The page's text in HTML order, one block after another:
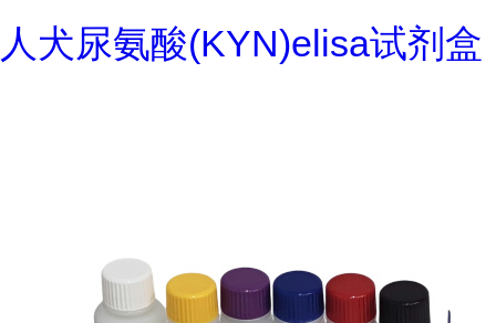
人犬尿氨酸(KYN)elisa试剂盒